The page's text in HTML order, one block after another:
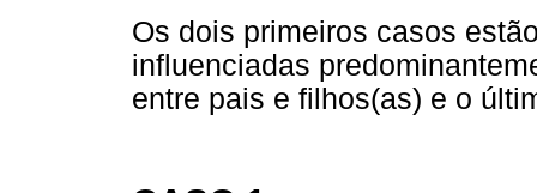
Os dois primeiros casos
influenciadas
entre pais e filhos(as) e o